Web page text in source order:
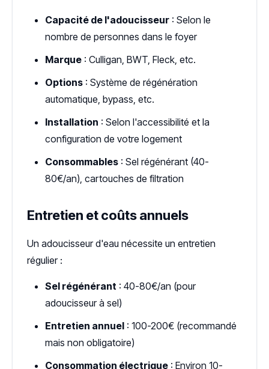
Capacité de l'adoucisseur : Selon le
nombre de personnes dans le foyer
Marque : Culligan, BWT, Fleck, etc.
Options : Système de régénération
automatique, bypass, etc.
Installation : Selon l'accessibilité et la
configuration de votre logement
Consommables : Sel régénérant (40-
80€/an), cartouches de filtration
Entretien et coûts annuels
Un adoucisseur d'eau nécessite un entretien
régulier :
Sel régénérant : 40-80€/an (pour
adoucisseur à sel)
Entretien annuel : 100-200€ (recommandé
mais non obligatoire)
Consommation électrique : Environ 10-